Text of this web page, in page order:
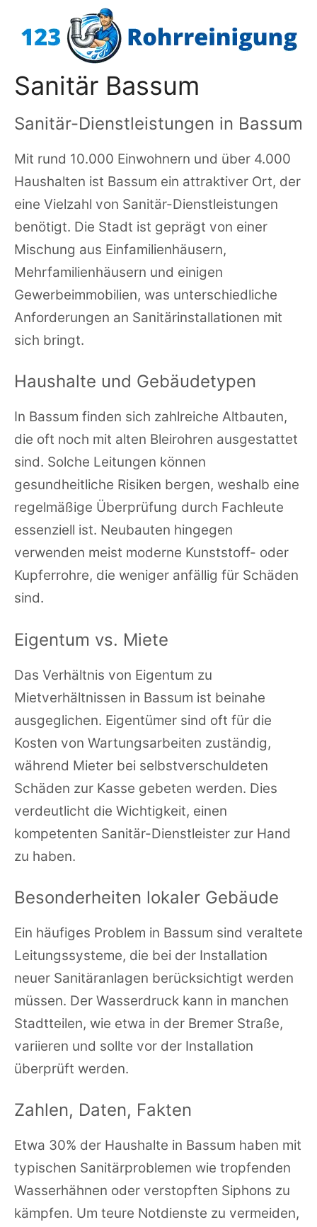
Inhalt
Sanitär Bassum
Sanitär-Dienstleistungen in Bassum
Mit rund 10.000 Einwohnern und über 4.000
Haushalten ist Bassum ein attraktiver Ort, der
eine Vielzahl von Sanitär-Dienstleistungen
benötigt. Die Stadt ist geprägt von einer
Mischung aus Einfamilienhäusern,
Mehrfamilienhäusern und einigen
Gewerbeimmobilien, was unterschiedliche
Anforderungen an Sanitärinstallationen mit
sich bringt.
Haushalte und Gebäudetypen
In Bassum finden sich zahlreiche Altbauten,
die oft noch mit alten Bleirohren ausgestattet
sind. Solche Leitungen können
gesundheitliche Risiken bergen, weshalb eine
regelmäßige Überprüfung durch Fachleute
essenziell ist. Neubauten hingegen
verwenden meist moderne Kunststoff- oder
Kupferrohre, die weniger anfällig für Schäden
sind.
Eigentum vs. Miete
Das Verhältnis von Eigentum zu
Mietverhältnissen in Bassum ist beinahe
ausgeglichen. Eigentümer sind oft für die
Kosten von Wartungsarbeiten zuständig,
während Mieter bei selbstverschuldeten
Schäden zur Kasse gebeten werden. Dies
verdeutlicht die Wichtigkeit, einen
kompetenten Sanitär-Dienstleister zur Hand
zu haben.
Besonderheiten lokaler Gebäude
Ein häufiges Problem in Bassum sind veraltete
Leitungssysteme, die bei der Installation
neuer Sanitäranlagen berücksichtigt werden
müssen. Der Wasserdruck kann in manchen
Stadtteilen, wie etwa in der Bremer Straße,
variieren und sollte vor der Installation
überprüft werden.
Zahlen, Daten, Fakten
Etwa 30% der Haushalte in Bassum haben mit
typischen Sanitärproblemen wie tropfenden
Wasserhähnen oder verstopften Siphons zu
kämpfen. Um teure Notdienste zu vermeiden,